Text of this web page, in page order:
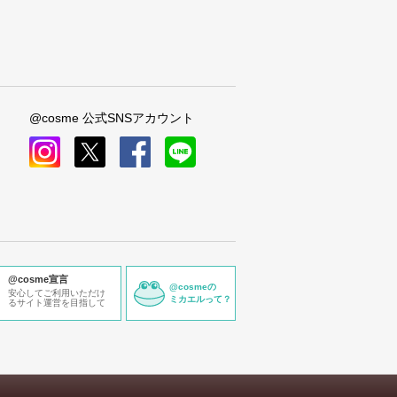
@cosme 公式SNSアカウント
@cosme宣言
安心してご利用いただけ
るサイト運営を目指して
@cosmeの
ミカエルって？